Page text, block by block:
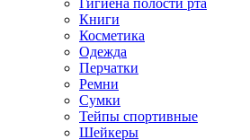
Гигиена полости рта
Книги
Косметика
Одежда
Перчатки
Ремни
Сумки
Тейпы спортивные
Шейкеры